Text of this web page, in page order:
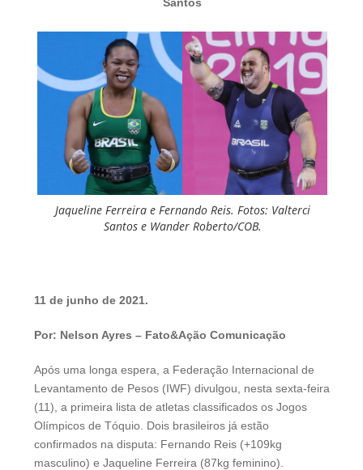
Santos
Jaqueline Ferreira e Fernando Reis. Fotos: Valterci
Santos e Wander Roberto/COB.
11 de junho de 2021.
Por: Nelson Ayres – Fato&Ação Comunicação
Após uma longa espera, a Federação Internacional de
Levantamento de Pesos (IWF) divulgou, nesta sexta-feira
(11), a primeira lista de atletas classificados os Jogos
Olímpicos de Tóquio. Dois brasileiros já estão
confirmados na disputa: Fernando Reis (+109kg
masculino) e Jaqueline Ferreira (87kg feminino).